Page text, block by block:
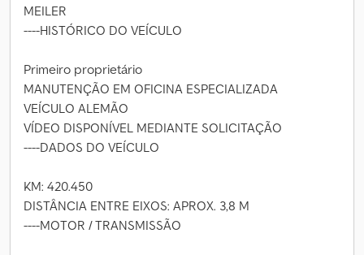
MEILER
----HISTÓRICO DO VEÍCULO
Primeiro proprietário
MANUTENÇÃO EM OFICINA ESPECIALIZADA
VEÍCULO ALEMÃO
VÍDEO DISPONÍVEL MEDIANTE SOLICITAÇÃO
----DADOS DO VEÍCULO
KM: 420.450
DISTÂNCIA ENTRE EIXOS: APROX. 3,8 M
----MOTOR / TRANSMISSÃO